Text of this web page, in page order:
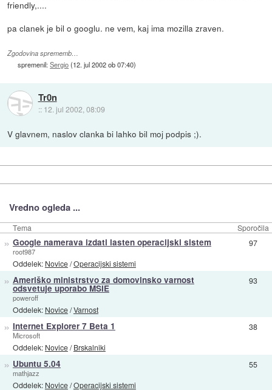
friendly,....
pa clanek je bil o googlu. ne vem, kaj ima mozilla zraven.
Zgodovina sprememb…
spremenil:Sergio(12. jul 2002 ob 07:40)
Tr0n
:: 12. jul 2002, 08:09
V glavnem, naslov clanka bi lahko bil moj podpis ;).
Vredno ogleda ...
Tema Sporočila
» Google namerava izdati lasten operacijski sistem
root987
Oddelek: Novice/Operacijski sistemi
97
» Ameriško ministrstvo za domovinsko varnost
odsvetuje uporabo MSIE
poweroff
Oddelek: Novice/Varnost
93
» Internet Explorer 7 Beta 1
Microsoft
Oddelek: Novice/Brskalniki
38
» Ubuntu 5.04
mathjazz
Oddelek: Novice/Operacijski sistemi
55